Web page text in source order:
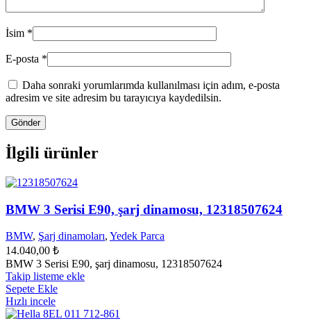
İsim *
E-posta *
Daha sonraki yorumlarımda kullanılması için adım, e-posta
adresim ve site adresim bu tarayıcıya kaydedilsin.
İlgili ürünler
BMW 3 Serisi E90, şarj dinamosu, 12318507624
BMW, Şarj dinamoları, Yedek Parca
14.040,00 ₺
BMW 3 Serisi E90, şarj dinamosu, 12318507624
Takip listeme ekle
Sepete Ekle
Hızlı incele